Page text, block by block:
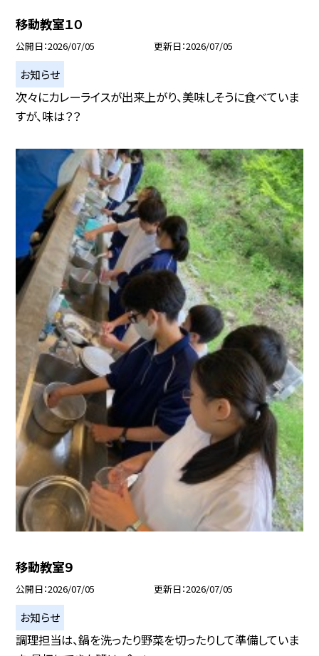
移動教室１０
公開日 2026/07/05 更新日 2026/07/05
お知らせ
次々にカレーライスが出来上がり、美味しそうに食べていま
すが、味は？？
移動教室９
公開日 2026/07/05 更新日 2026/07/05
お知らせ
調理担当は、鍋を洗ったり野菜を切ったりして準備していま